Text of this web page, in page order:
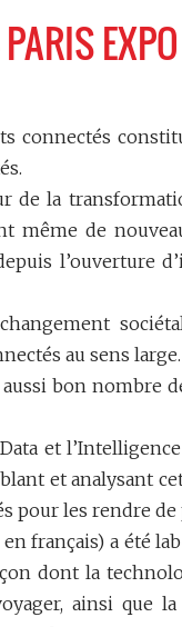
connectés
de la
même de
l’ouverture
au sens
bon nombre
et
et analysant
pour les rendre
français) a été
dont la
ainsi que